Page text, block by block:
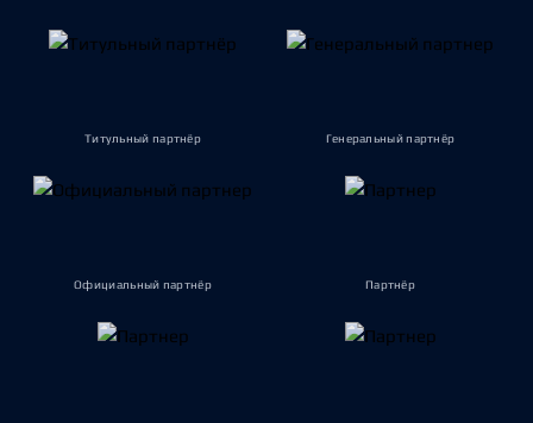
Титульный партнёр Генеральный партнёр
Официальный партнёр Партнёр